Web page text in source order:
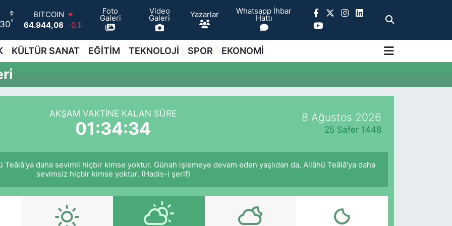
30°
BITCOIN
64.944,08 -0.18
47,7436 0.18
EURO
64,4811 0.38
6660.55 0.03
BİST100
Foto
Galeri
Video
Galeri Yazarlar Whatsapp İhbar
Hattı
KÜLTÜR SANAT EĞİTİM TEKNOLOJİ SPOR EKONOMİ
AKŞAM VAKTINE KALAN SÜRE
01:34:34
8 Ağustos 2026
25 Safer 1448
daha sevimli hiçbir kimse yoktur. Günah işlemeye devam eden yaşlıdan da, Allâhü Teâlâ'ya daha
sevimsiz hiçbir kimse yoktur. (Hadis-i şerif)